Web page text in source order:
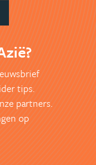
tips.
partners.
op